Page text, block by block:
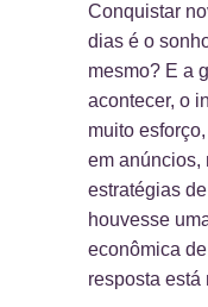
Conquistar
dias é o
mesmo? E a
acontecer, o
muito
em anúncios,
estratégias
houvesse
econômica
resposta está